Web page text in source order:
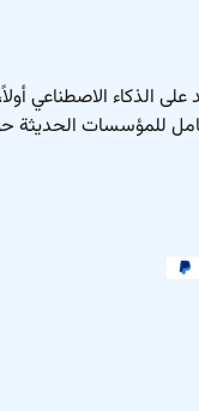
الذكاء الاصطناعي
للمؤسسات الحديثة